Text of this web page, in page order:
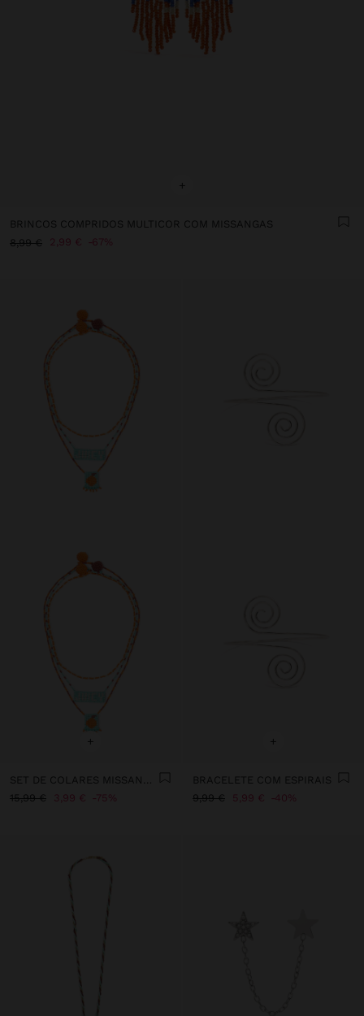
+
BRINCOS COMPRIDOS MULTICOR COM MISSANGAS
8,99 €
2,99 € 67%
+
15,99 €
3,99 € 75%
+
BRACELETE COM ESPIRAIS
9,99 €
5,99 € 40%